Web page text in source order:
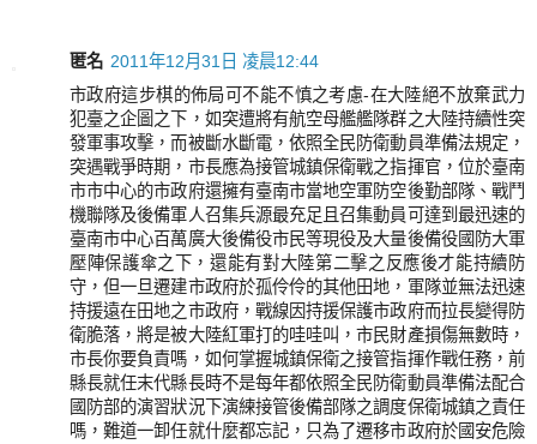
匿名 2011年12月31日 凌晨12:44
市政府這步棋的佈局可不能不慎之考慮-在大陸絕不放棄武力
犯臺之企圖之下，如突遭將有航空母艦艦隊群之大陸持續性突
發軍事攻擊，而被斷水斷電，依照全民防衛動員準備法規定，
突遇戰爭時期，市長應為接管城鎮保衛戰之指揮官，位於臺南
市市中心的市政府還擁有臺南市當地空軍防空後勤部隊、戰鬥
機聯隊及後備軍人召集兵源最充足且召集動員可達到最迅速的
臺南市中心百萬廣大後備役市民等現役及大量後備役國防大軍
壓陣保護傘之下，還能有對大陸第二擊之反應後才能持續防
守，但一旦遷建市政府於孤伶伶的其他田地，軍隊並無法迅速
持援遠在田地之市政府，戰線因持援保護市政府而拉長變得防
衛脆落，將是被大陸紅軍打的哇哇叫，市民財產損傷無數時，
市長你要負責嗎，如何掌握城鎮保衛之接管指揮作戰任務，前
縣長就任末代縣長時不是每年都依照全民防衛動員準備法配合
國防部的演習狀況下演練接管後備部隊之調度保衛城鎮之責任
嗎，難道一卸任就什麼都忘記，只為了遷移市政府於國安危險